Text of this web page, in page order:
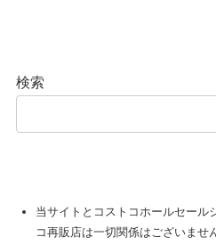
検索
当サイトとコストコホールセール
コ再販店は一切関係はございませ